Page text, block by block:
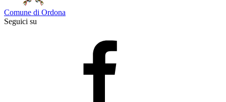
Comune di Ordona
Seguici su